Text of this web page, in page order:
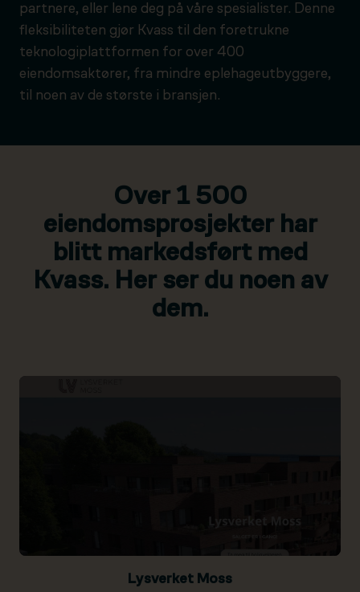
partnere, eller lene deg på våre spesialister. Denne
fleksibiliteten gjør Kvass til den foretrukne
teknologiplattformen for over 400
eiendomsaktører, fra mindre eplehageutbyggere,
til noen av de største i bransjen.
Over 1 500
eiendomsprosjekter har
blitt markedsført med
Kvass. Her ser du noen av
dem.
Lysverket Moss